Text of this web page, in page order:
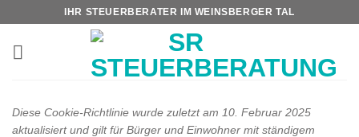
springen
IHR STEUERBERATER IM WEINSBERGER TAL
Diese Cookie-Richtlinie wurde zuletzt am 10. Februar 2025
aktualisiert und gilt für Bürger und Einwohner mit ständigem